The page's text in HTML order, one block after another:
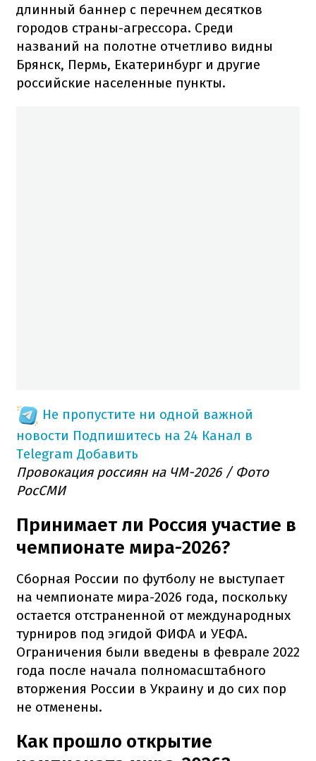
длинный баннер с перечнем десятков
городов страны-агрессора. Среди
названий на полотне отчетливо видны
Брянск, Пермь, Екатеринбург и другие
российские населенные пункты.
Не пропустите ни одной важной
новости Подпишитесь на 24 Канал в
Telegram Добавить
Провокация россиян на ЧМ-2026 / Фото
РосСМИ
Принимает ли Россия участие в
чемпионате мира-2026?
Сборная России по футболу не выступает
на чемпионате мира-2026 года, поскольку
остается отстраненной от международных
турниров под эгидой ФИФА и УЕФА.
Ограничения были введены в феврале 2022
года после начала полномасштабного
вторжения России в Украину и до сих пор
не отменены.
Как прошло открытие